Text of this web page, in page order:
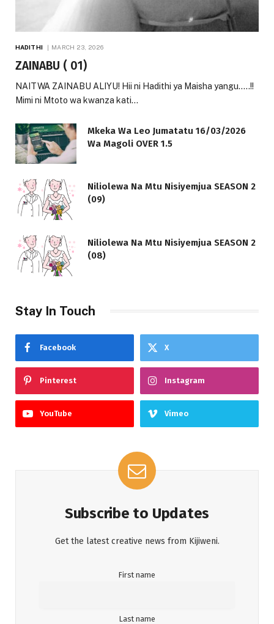
HADITHI MARCH 23, 2026
ZAINABU ( 01)
NAITWA ZAINABU ALIYU! Hii ni Hadithi ya Maisha yangu…..!!
Mimi ni Mtoto wa kwanza kati…
Mkeka Wa Leo Jumatatu 16/03/2026
Wa Magoli OVER 1.5
Niliolewa Na Mtu Nisiyemjua SEASON 2
(09)
Niliolewa Na Mtu Nisiyemjua SEASON 2
(08)
Stay In Touch
Facebook X
Pinterest Instagram
YouTube Vimeo
Subscribe to Updates
Get the latest creative news from Kijiweni.
First name
Last name